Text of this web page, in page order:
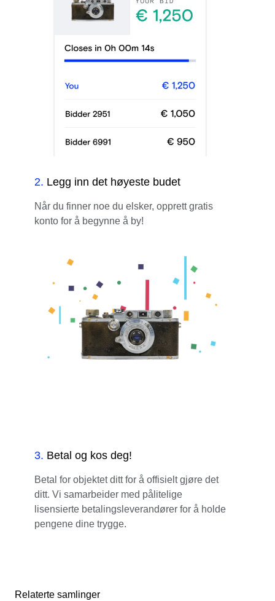
2. Legg inn det høyeste budet
Når du finner noe du elsker, opprett gratis
konto for å begynne å by!
3. Betal og kos deg!
Betal for objektet ditt for å offisielt gjøre det
ditt. Vi samarbeider med pålitelige
lisensierte betalingsleverandører for å holde
pengene dine trygge.
Relaterte samlinger